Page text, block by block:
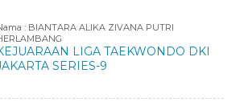
: BIANTARA ALIKA ZIVANA PUTRI
LIGA TAEKWONDO DKI
SERIES-9